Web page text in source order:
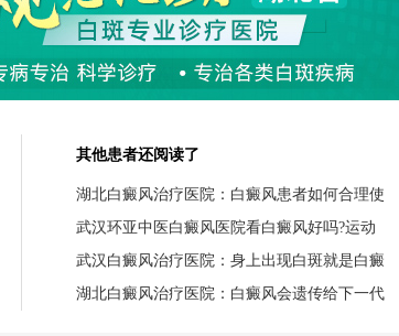
其他患者还阅读了
湖北白癜风治疗医院：白癜风患者如何合理使
武汉环亚中医白癜风医院看白癜风好吗?运动
武汉白癜风治疗医院：身上出现白斑就是白癜
湖北白癜风治疗医院：白癜风会遗传给下一代